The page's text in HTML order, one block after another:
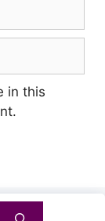
in this